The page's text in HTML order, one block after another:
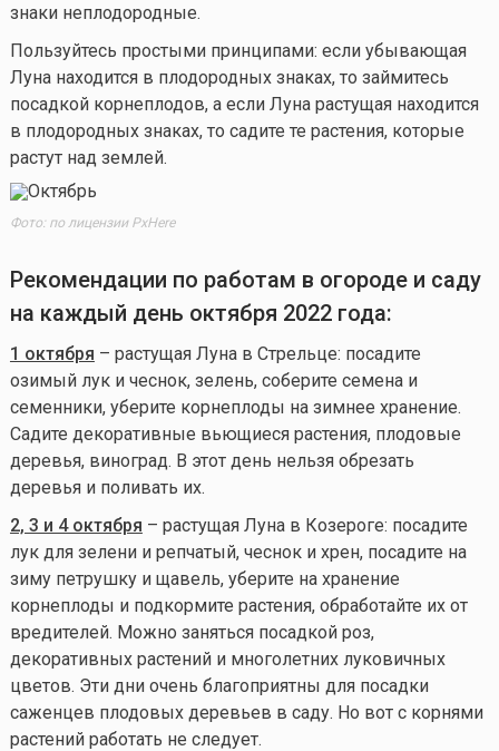
знаки неплодородные.
Пользуйтесь простыми принципами: если убывающая
Луна находится в плодородных знаках, то займитесь
посадкой корнеплодов, а если Луна растущая находится
в плодородных знаках, то садите те растения, которые
растут над землей.
Фото: по лицензии PxHere
Рекомендации по работам в огороде и саду
на каждый день октября 2022 года:
1 октября – растущая Луна в Стрельце: посадите
озимый лук и чеснок, зелень, соберите семена и
семенники, уберите корнеплоды на зимнее хранение.
Садите декоративные вьющиеся растения, плодовые
деревья, виноград. В этот день нельзя обрезать
деревья и поливать их.
2, 3 и 4 октября – растущая Луна в Козероге: посадите
лук для зелени и репчатый, чеснок и хрен, посадите на
зиму петрушку и щавель, уберите на хранение
корнеплоды и подкормите растения, обработайте их от
вредителей. Можно заняться посадкой роз,
декоративных растений и многолетних луковичных
цветов. Эти дни очень благоприятны для посадки
саженцев плодовых деревьев в саду. Но вот с корнями
растений работать не следует.